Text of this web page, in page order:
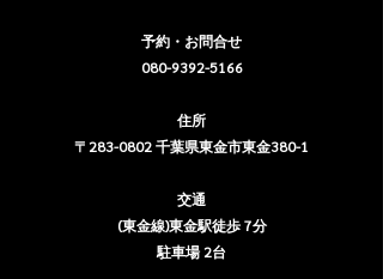
予約・お問合せ
080-9392-5166
住所
〒283-0802 千葉県東金市東金380-1
交通
(東金線)東金駅徒歩 7分
駐車場 2台